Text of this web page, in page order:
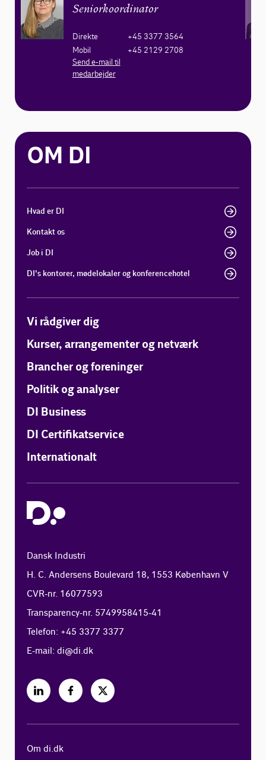
Seniorkoordinator
Direkte
+45 3377 3564
Mobil
+45 2129 2708
Send e-mail til
medarbejder
OM DI
Hvad er DI
Kontakt os
Job i DI
DI's kontorer, mødelokaler og konferencehotel
Vi rådgiver dig
Kurser, arrangementer og netværk
Brancher og foreninger
Politik og analyser
DI Business
DI Certifikatservice
Internationalt
Dansk Industri
H. C. Andersens Boulevard 18, 1553 København V
CVR-nr. 16077593
Transparency-nr. 5749958415-41
Telefon: +45 3377 3377
E-mail:di@di.dk
Om di.dk